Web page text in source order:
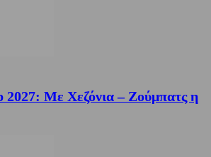
Με Χεζόνια – Ζούμπατς η